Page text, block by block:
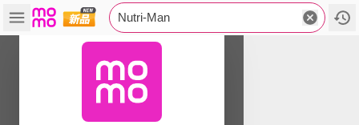
Nutri-Man